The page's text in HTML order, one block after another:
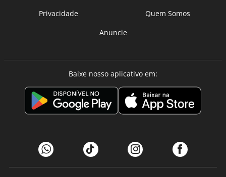
Privacidade
Quem Somos
Anuncie
Baixe nosso aplicativo em: